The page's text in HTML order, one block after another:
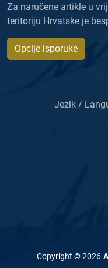
Za naručene artikle u
teritoriju Hrvatske je
Opcije isporuke
Jezik /
Copyright ©2026